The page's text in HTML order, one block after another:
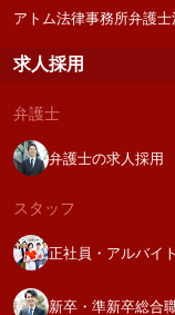
アトム法律事務所弁護士
求人採用
弁護士
弁護士の求人採用
スタッフ
正社員・アルバイ
新卒・準新卒総合